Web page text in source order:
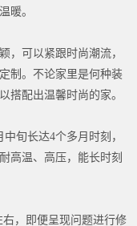
暖。
，可以紧跟时尚潮流，
制。不论家里是何种装
搭配出温馨时尚的家。
中旬长达4个多月时刻，
高温、高压，能长时刻
右，即便呈现问题进行修